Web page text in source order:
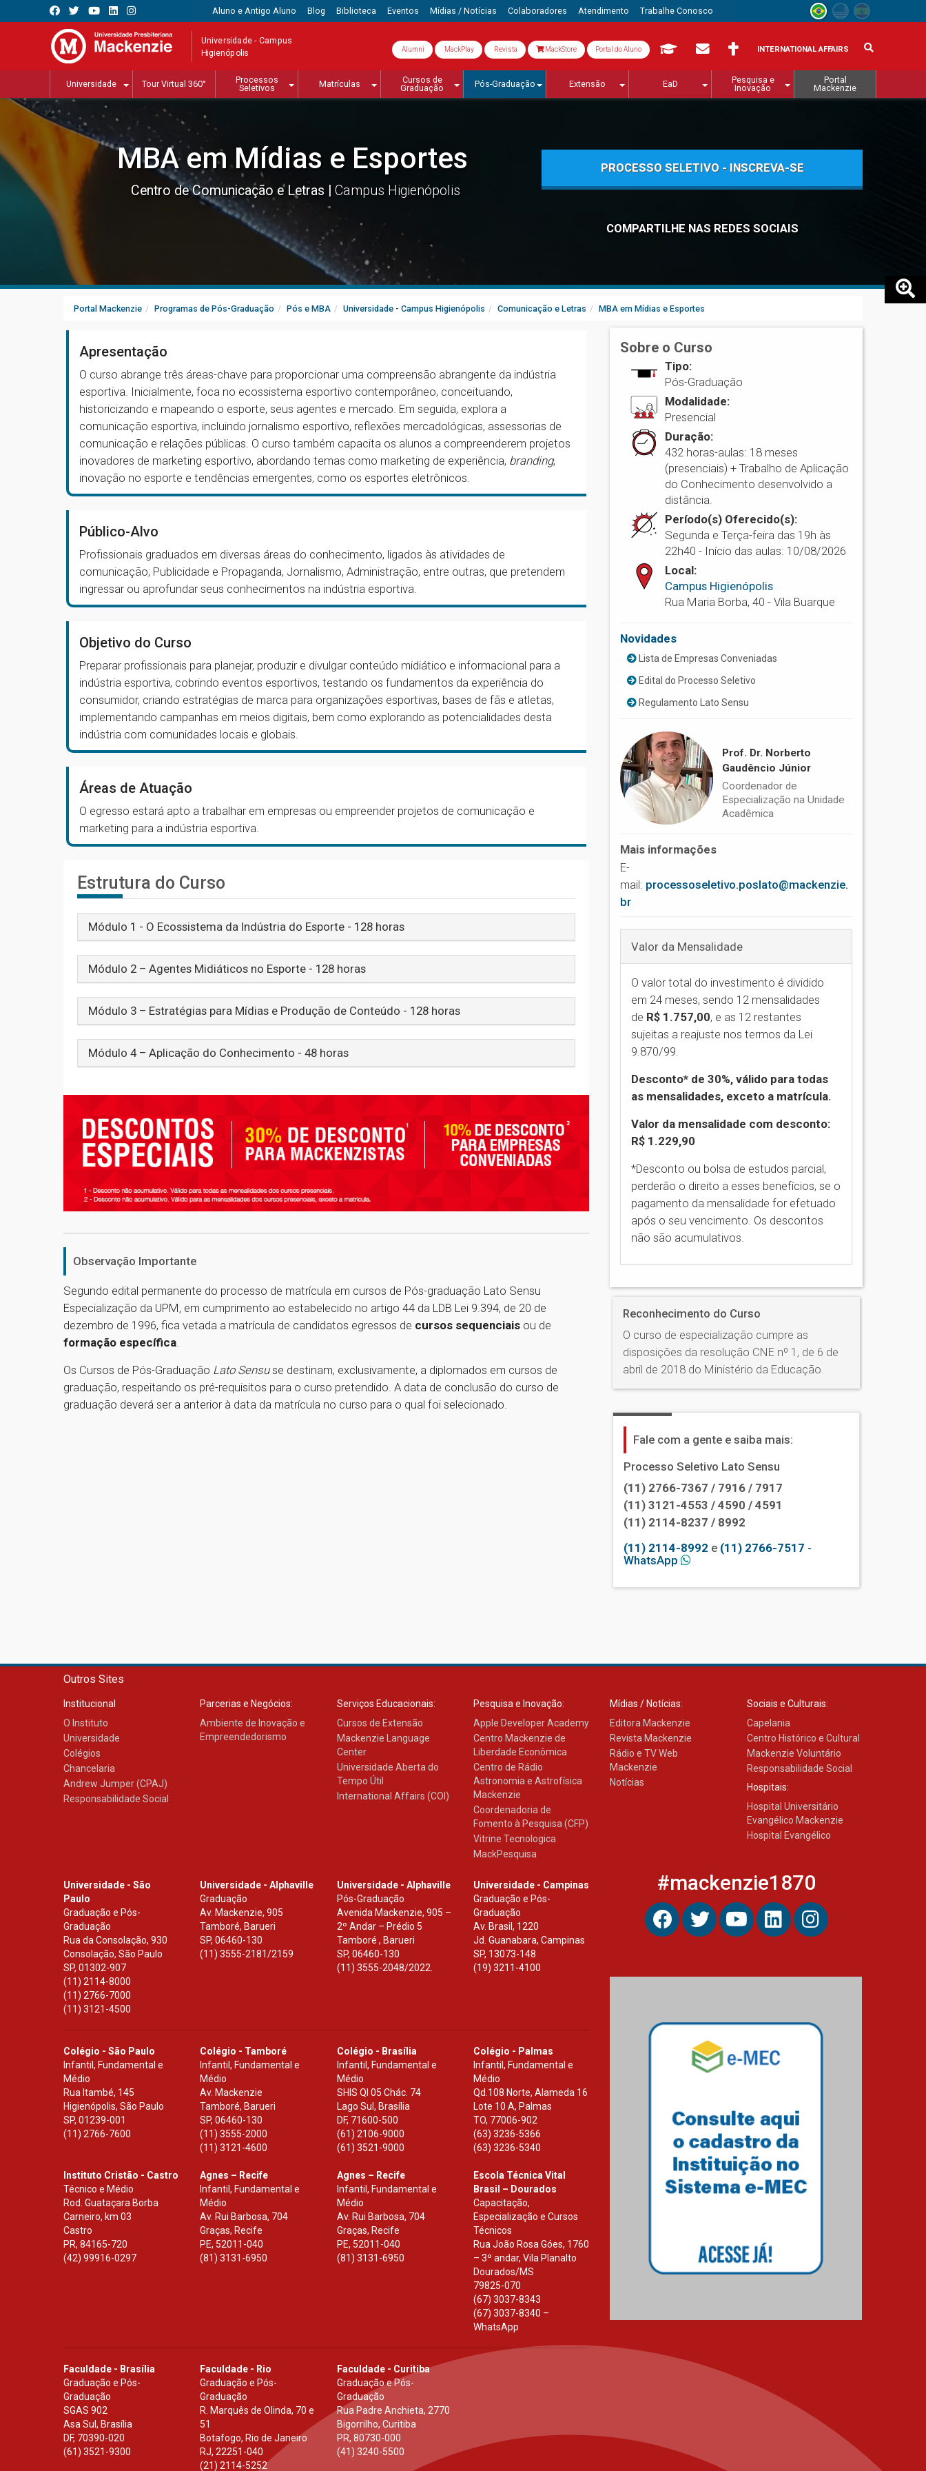
Aluno e Antigo Aluno Blog Biblioteca Eventos Mídias / Notícias Colaboradores Atendimento Trabalhe Conosco
Universidade - Campus
Higienópolis Alumni MackPlay Revista MackStore Portal do Aluno INTERNATIONAL AFFAIRS
Universidade Tour Virtual 360°
Processos
Seletivos
Matrículas
Cursos de
Graduação
Pós-Graduação Extensão EaD
Pesquisa e
Inovação
Portal
Mackenzie
MBA em Mídias e Esportes
Centro de Comunicação e Letras Campus Higienópolis
PROCESSO SELETIVO - INSCREVA-SE
COMPARTILHE NAS REDES SOCIAIS
Portal Mackenzie Programas de Pós-Graduação Pós e MBA Universidade - Campus Higienópolis Comunicação e Letras MBA em Mídias e Esportes
Apresentação
O curso abrange três áreas-chave para proporcionar uma compreensão abrangente da indústria
esportiva. Inicialmente, foca no ecossistema esportivo contemporâneo, conceituando,
historicizando e mapeando o esporte, seus agentes e mercado. Em seguida, explora a
comunicação esportiva, incluindo jornalismo esportivo, reflexões mercadológicas, assessorias de
comunicação e relações públicas. O curso também capacita os alunos a compreenderem projetos
inovadores de marketing esportivo, abordando temas como marketing de experiência, branding,
inovação no esporte e tendências emergentes, como os esportes eletrônicos.
Público-Alvo
Profissionais graduados em diversas áreas do conhecimento, ligados às atividades de
comunicação; Publicidade e Propaganda, Jornalismo, Administração, entre outras, que pretendem
ingressar ou aprofundar seus conhecimentos na indústria esportiva.
Objetivo do Curso
Preparar profissionais para planejar, produzir e divulgar conteúdo midiático e informacional para a
indústria esportiva, cobrindo eventos esportivos, testando os fundamentos da experiência do
consumidor, criando estratégias de marca para organizações esportivas, bases de fãs e atletas,
implementando campanhas em meios digitais, bem como explorando as potencialidades desta
indústria com comunidades locais e globais.
Áreas de Atuação
O egresso estará apto a trabalhar em empresas ou empreender projetos de comunicação e
marketing para a indústria esportiva.
Estrutura do Curso
Módulo 1 - O Ecossistema da Indústria do Esporte - 128 horas
Módulo 2 – Agentes Midiáticos no Esporte - 128 horas
Módulo 3 – Estratégias para Mídias e Produção de Conteúdo - 128 horas
Módulo 4 – Aplicação do Conhecimento - 48 horas
Observação Importante
Segundo edital permanente do processo de matrícula em cursos de Pós-graduação Lato Sensu
Especialização da UPM, em cumprimento ao estabelecido no artigo 44 da LDB Lei 9.394, de 20 de
dezembro de 1996, fica vetada a matrícula de candidatos egressos de cursos sequenciais ou de
formação específica
Os Cursos de Pós-Graduação Lato Sensuse destinam, exclusivamente, a diplomados em cursos de
graduação, respeitando os pré-requisitos para o curso pretendido. A data de conclusão do curso de
graduação deverá ser a anterior à data da matrícula no curso para o qual foi selecionado.
Sobre o Curso
Tipo:
Pós-Graduação
Modalidade:
Presencial
Duração:
432 horas-aulas: 18 meses
(presenciais) + Trabalho de Aplicação
do Conhecimento desenvolvido a
distância.
Período(s) Oferecido(s):
Segunda e Terça-feira das 19h às
22h40 - Início das aulas: 10/08/2026
Local:
Campus Higienópolis
Rua Maria Borba, 40 - Vila Buarque
Novidades
Lista de Empresas Conveniadas
Edital do Processo Seletivo
Regulamento Lato Sensu
Prof. Dr. Norberto
Gaudêncio Júnior
Coordenador de
Especialização na Unidade
Acadêmica
Mais informações
E-
mail: processoseletivo.poslato@mackenzie.
br
Valor da Mensalidade
O valor total do investimento é dividido
em 24 meses, sendo 12 mensalidades
de R$ 1.757,00, e as 12 restantes
sujeitas a reajuste nos termos da Lei
9.870/99.
Desconto* de 30%, válido para todas
as mensalidades, exceto a matrícula.
Valor da mensalidade com desconto:
R$ 1.229,90
*Desconto ou bolsa de estudos parcial,
perderão o direito a esses benefícios, se o
pagamento da mensalidade for efetuado
após o seu vencimento. Os descontos
não são acumulativos.
Reconhecimento do Curso
O curso de especialização cumpre as
disposições da resolução CNE nº 1, de 6 de
abril de 2018 do Ministério da Educação.
Fale com a gente e saiba mais:
Processo Seletivo Lato Sensu
(11) 2766-7367 / 7916 / 7917
(11) 3121-4553 / 4590 / 4591
(11) 2114-8237 / 8992
(11) 2114-8992 e (11) 2766-7517 -
WhatsApp
Outros Sites
Institucional
O Instituto
Universidade
Colégios
Chancelaria
Andrew Jumper (CPAJ)
Responsabilidade Social
Parcerias e Negócios:
Ambiente de Inovação e
Empreendedorismo
Serviços Educacionais:
Cursos de Extensão
Mackenzie Language
Center
Universidade Aberta do
Tempo Útil
International Affairs (COI)
Pesquisa e Inovação:
Apple Developer Academy
Centro Mackenzie de
Liberdade Econômica
Centro de Rádio
Astronomia e Astrofísica
Mackenzie
Coordenadoria de
Fomento à Pesquisa (CFP)
Vitrine Tecnologica
MackPesquisa
Mídias / Notícias:
Editora Mackenzie
Revista Mackenzie
Rádio e TV Web
Mackenzie
Notícias
Sociais e Culturais:
Capelania
Centro Histórico e Cultural
Mackenzie Voluntário
Responsabilidade Social
Hospitais:
Hospital Universitário
Evangélico Mackenzie
Hospital Evangélico
Universidade - São
Paulo
Graduação e Pós-
Graduação
Rua da Consolação, 930
Consolação, São Paulo
SP, 01302-907
(11) 2114-8000
(11) 2766-7000
(11) 3121-4500
Universidade - Alphaville
Graduação
Av. Mackenzie, 905
Tamboré, Barueri
SP,06460-130
(11) 3555-2181/2159
Universidade - Alphaville
Pós-Graduação
Avenida Mackenzie, 905 –
2º Andar – Prédio 5
Tamboré , Barueri
SP, 06460-130
(11) 3555-2048/2022.
Universidade - Campinas
Graduação e Pós-
Graduação
Av. Brasil, 1220
Jd. Guanabara, Campinas
SP, 13073-148
(19) 3211-4100
Colégio - São Paulo
Infantil, Fundamental e
Médio
Rua Itambé, 145
Higienópolis, São Paulo
SP, 01239-001
(11) 2766-7600
Colégio - Tamboré
Infantil, Fundamental e
Médio
Av. Mackenzie
Tamboré, Barueri
SP,06460-130
(11) 3555-2000
(11) 3121-4600
Colégio - Brasília
Infantil, Fundamental e
Médio
SHIS Ql 05 Chác. 74
Lago Sul, Brasília
DF, 71600-500
(61) 2106-9000
(61) 3521-9000
Colégio - Palmas
Infantil, Fundamental e
Médio
Qd.108 Norte, Alameda 16
Lote 10 A, Palmas
TO, 77006-902
(63) 3236-5366
(63) 3236-5340
Instituto Cristão - Castro
Técnico e Médio
Rod. Guataçara Borba
Carneiro, km 03
Castro
PR, 84165-720
(42) 99916-0297
Agnes – Recife
Infantil, Fundamental e
Médio
Av. Rui Barbosa, 704
Graças, Recife
PE, 52011-040
(81) 3131-6950
Agnes – Recife
Infantil, Fundamental e
Médio
Av. Rui Barbosa, 704
Graças, Recife
PE, 52011-040
(81) 3131-6950
Escola Técnica Vital
Brasil – Dourados
Capacitação,
Especialização e Cursos
Técnicos
Rua João Rosa Góes, 1760
– 3º andar, Vila Planalto
Dourados/MS
79825-070
(67) 3037-8343
(67) 3037-8340 –
WhatsApp
Faculdade - Brasília
Graduação e Pós-
Graduação
SGAS 902
Asa Sul, Brasília
DF, 70390-020
(61) 3521-9300
Faculdade - Rio
Graduação e Pós-
Graduação
R. Marquês de Olinda, 70 e
51
Botafogo, Rio de Janeiro
RJ,22251-040
(21) 2114-5252
Faculdade - Curitiba
Graduação e Pós-
Graduação
Rua Padre Anchieta, 2770
Bigorrilho, Curitiba
PR, 80730-000
(41) 3240-5500
#mackenzie1870